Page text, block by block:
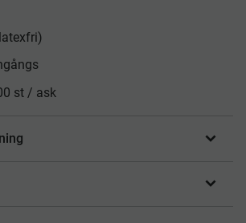
st / ask